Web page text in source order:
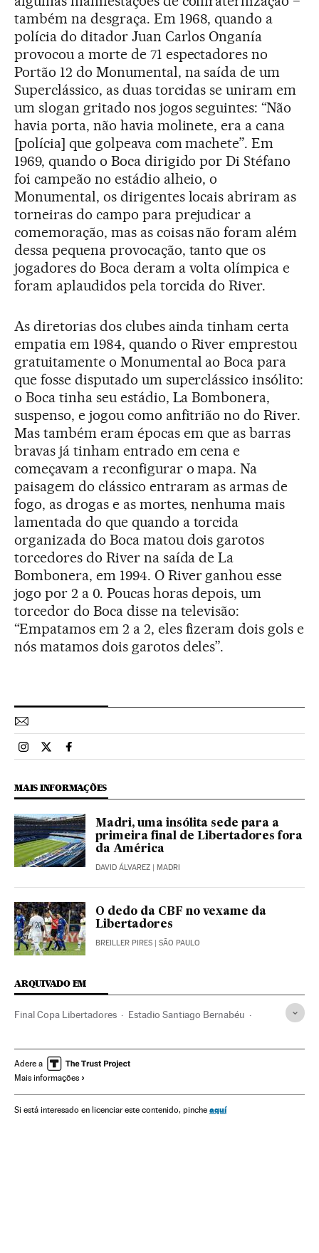
também na desgraça. Em 1968, quando a
polícia do ditador Juan Carlos Onganía
provocou a morte de 71 espectadores no
Portão 12 do Monumental, na saída de um
Superclássico, as duas torcidas se uniram em
um slogan gritado nos jogos seguintes: “Não
havia porta, não havia molinete, era a cana
[polícia] que golpeava com machete”. Em
1969, quando o Boca dirigido por Di Stéfano
foi campeão no estádio alheio, o
Monumental, os dirigentes locais abriram as
torneiras do campo para prejudicar a
comemoração, mas as coisas não foram além
dessa pequena provocação, tanto que os
jogadores do Boca deram a volta olímpica e
foram aplaudidos pela torcida do River.
As diretorias dos clubes ainda tinham certa
empatia em 1984, quando o River emprestou
gratuitamente o Monumental ao Boca para
que fosse disputado um superclássico insólito:
o Boca tinha seu estádio, La Bombonera,
suspenso, e jogou como anfitrião no do River.
Mas também eram épocas em que as barras
bravas já tinham entrado em cena e
começavam a reconfigurar o mapa. Na
paisagem do clássico entraram as armas de
fogo, as drogas e as mortes, nenhuma mais
lamentada do que quando a torcida
organizada do Boca matou dois garotos
torcedores do River na saída de La
Bombonera, em 1994. O River ganhou esse
jogo por 2 a 0. Poucas horas depois, um
torcedor do Boca disse na televisão:
“Empatamos em 2 a 2, eles fizeram dois gols e
nós matamos dois garotos deles”.
Esportes El País Brasil en Instagram
Esportes El País Brasil en Twitter
Esportes El País Brasil en Facebook
MAIS INFORMAÇÕES
Madri, uma insólita sede para a
primeira final de Libertadores fora
da América
DAVID ÁLVAREZ | MADRI
O dedo da CBF no vexame da
Libertadores
BREILLER PIRES | SÃO PAULO
ARQUIVADO EM
Final Copa Libertadores Estadio Santiago Bernabéu
Real Madrid Times esportes
Copa Libertadores 2018
Competições Esportes
Adere a
Mais informações
Si está interesado en licenciar este contenido, pinche aquí